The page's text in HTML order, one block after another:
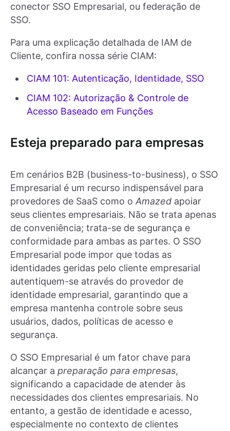
conector SSO Empresarial, ou federação de
SSO.
Para uma explicação detalhada de IAM de
Cliente, confira nossa série CIAM:
CIAM 101: Autenticação, Identidade, SSO
CIAM 102: Autorização & Controle de
Acesso Baseado em Funções
Esteja preparado para empresas
Em cenários B2B (business-to-business), o SSO
Empresarial é um recurso indispensável para
provedores de SaaS como o Amazed apoiar
seus clientes empresariais. Não se trata apenas
de conveniência; trata-se de segurança e
conformidade para ambas as partes. O SSO
Empresarial pode impor que todas as
identidades geridas pelo cliente empresarial
autentiquem-se através do provedor de
identidade empresarial, garantindo que a
empresa mantenha controle sobre seus
usuários, dados, políticas de acesso e
segurança.
O SSO Empresarial é um fator chave para
alcançar a preparação para empresas,
significando a capacidade de atender às
necessidades dos clientes empresariais. No
entanto, a gestão de identidade e acesso,
especialmente no contexto de clientes